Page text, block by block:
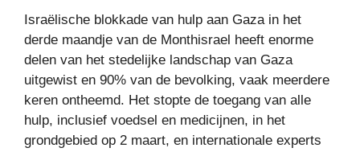
Israëlische blokkade van hulp aan Gaza in het
derde maandje van de Monthisrael heeft enorme
delen van het stedelijke landschap van Gaza
uitgewist en 90% van de bevolking, vaak meerdere
keren ontheemd. Het stopte de toegang van alle
hulp, inclusief voedsel en medicijnen, in het
grondgebied op 2 maart, en internationale experts